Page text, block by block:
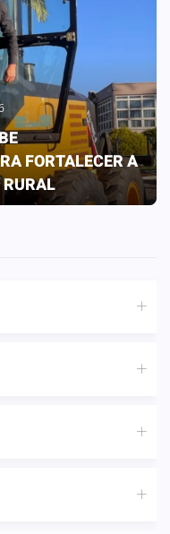
QUE
ESCOLA ELIZA